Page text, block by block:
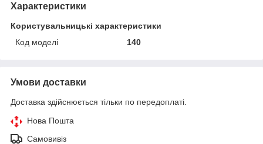
Характеристики
Користувальницькі характеристики
Код моделі
140
Умови доставки
Доставка здійснюється тільки по передоплаті.
Нова Пошта
Самовивіз